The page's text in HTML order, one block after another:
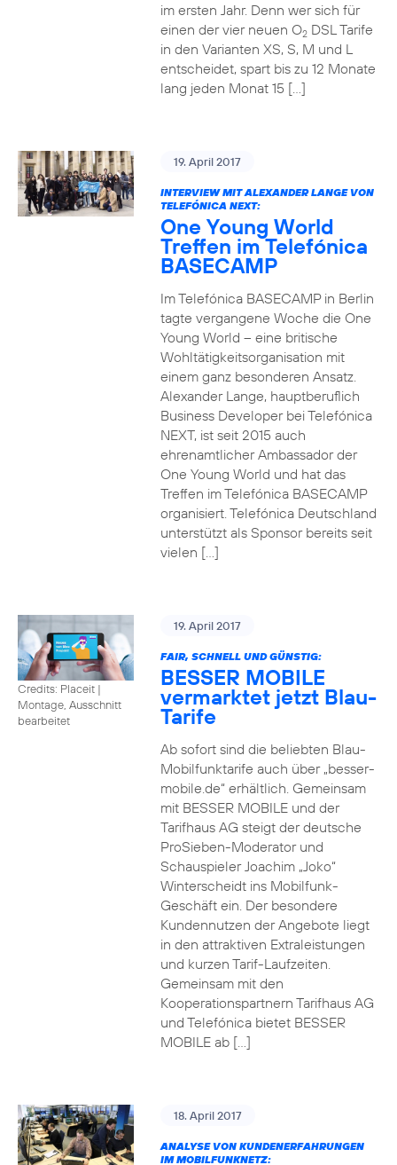
im ersten Jahr. Denn wer sich für
einen der vier neuen O2DSL Tarife
in den Varianten XS, S, M und L
entscheidet, spart bis zu 12 Monate
lang jeden Monat 15 […]
19. April 2017
INTERVIEW MIT ALEXANDER LANGE VON
TELEFÓNICA NEXT:
One Young World
Treffen im Telefónica
BASECAMP
Im Telefónica BASECAMP in Berlin
tagte vergangene Woche die One
Young World – eine britische
Wohltätigkeitsorganisation mit
einem ganz besonderen Ansatz.
Alexander Lange, hauptberuflich
Business Developer bei Telefónica
NEXT, ist seit 2015 auch
ehrenamtlicher Ambassador der
One Young World und hat das
Treffen im Telefónica BASECAMP
organisiert. Telefónica Deutschland
unterstützt als Sponsor bereits seit
vielen […]
Credits: Placeit |
Montage, Ausschnitt
bearbeitet
19. April 2017
FAIR, SCHNELL UND GÜNSTIG:
BESSER MOBILE
vermarktet jetzt Blau-
Tarife
Ab sofort sind die beliebten Blau-
Mobilfunktarife auch über „besser-
mobile.de“ erhältlich. Gemeinsam
mit BESSER MOBILE und der
Tarifhaus AG steigt der deutsche
ProSieben-Moderator und
Schauspieler Joachim „Joko“
Winterscheidt ins Mobilfunk-
Geschäft ein. Der besondere
Kundennutzen der Angebote liegt
in den attraktiven Extraleistungen
und kurzen Tarif-Laufzeiten.
Gemeinsam mit den
Kooperationspartnern Tarifhaus AG
und Telefónica bietet BESSER
MOBILE ab […]
18. April 2017
ANALYSE VON KUNDENERFAHRUNGEN
IM MOBILFUNKNETZ: